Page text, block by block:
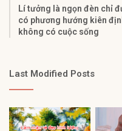
Lí tưởng là ngọn đèn chỉ
có phương hướng kiên
không có cuộc sống
Last Modified Posts